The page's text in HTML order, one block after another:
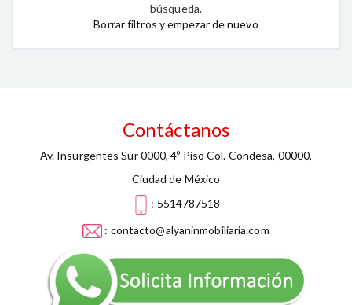
búsqueda.
Borrar filtros y empezar de nuevo
Contáctanos
Av. Insurgentes Sur 0000, 4º Piso Col. Condesa, 00000,
Ciudad de México
: 5514787518
: contacto@alyaninmobiliaria.com